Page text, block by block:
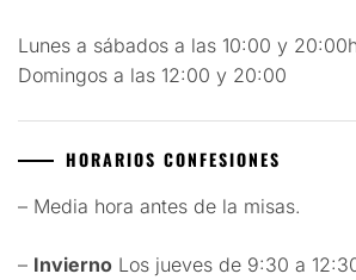
Lunes a sábados a las 10:00 y
Domingos a las 12:00 y 20:00
HORARIOS CONFESIONES
– Media hora antes de la misas.
– Invierno Los jueves de 9:30 a